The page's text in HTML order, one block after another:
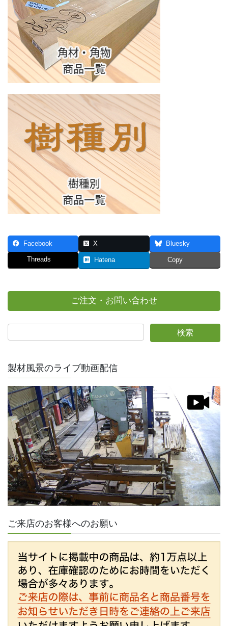
Facebook X Bluesky
Threads Hatena Copy
ご注文・お問い合わせ
製材風景のライブ動画配信
ご来店のお客様へのお願い